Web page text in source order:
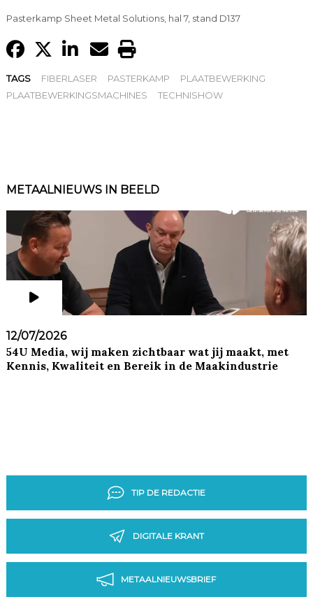
Pasterkamp Sheet Metal Solutions, hal 7, stand D137
TAGS FIBERLASER PASTERKAMP
PLAATBEWERKING
PLAATBEWERKINGSMACHINES
TECHNISHOW
METAALNIEUWS IN BEELD
12/07/2026
54U Media, wij maken zichtbaar wat jij maakt, met
Kennis, Kwaliteit en Bereik in de Maakindustrie
TIP DE REDACTIE
DIGITALE KRANT
METAALNIEUWSBRIEF